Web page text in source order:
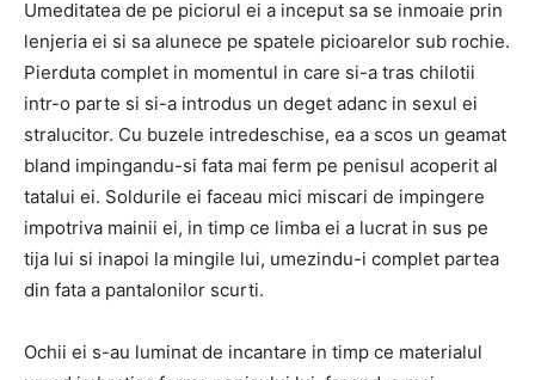
Umeditatea de pe piciorul ei a inceput sa se inmoaie prin
lenjeria ei si sa alunece pe spatele picioarelor sub rochie.
Pierduta complet in momentul in care si-a tras chilotii
intr-o parte si si-a introdus un deget adanc in sexul ei
stralucitor. Cu buzele intredeschise, ea a scos un geamat
bland impingandu-si fata mai ferm pe penisul acoperit al
tatalui ei. Soldurile ei faceau mici miscari de impingere
impotriva mainii ei, in timp ce limba ei a lucrat in sus pe
tija lui si inapoi la mingile lui, umezindu-i complet partea
din fata a pantalonilor scurti.
Ochii ei s-au luminat de incantare in timp ce materialul